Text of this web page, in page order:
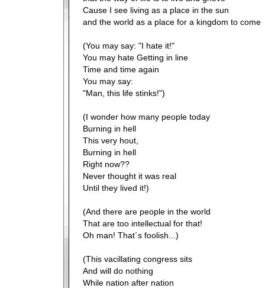
Cause I see living as a place in the sun
and the world as a place for a kingdom to come
(You may say: "I hate it!"
You may hate Getting in line
Time and time again
You may say:
"Man, this life stinks!")
(I wonder how many people today
Burning in hell
This very hout,
Burning in hell
Right now??
Never thought it was real
Until they lived it!)
(And there are people in the world
That are too intellectual for that!
Oh man! That´s foolish...)
(This vacillating congress sits
And will do nothing
While nation after nation